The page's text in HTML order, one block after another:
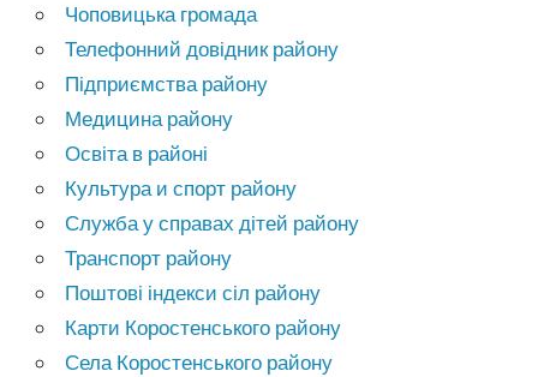
Чоповицька громада
Телефонний довідник району
Підприємства району
Медицина району
Освіта в районі
Культура и спорт району
Служба у справах дітей району
Транспорт району
Поштові індекси сіл району
Карти Коростенського району
Села Коростенського району